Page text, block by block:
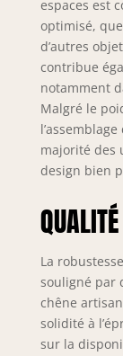
espaces est
optimisé,
d’autres
contribue
notamment
Malgré le
majorité des
design bien
La
souligné par
chêne
solidité à
sur la